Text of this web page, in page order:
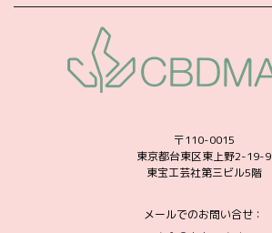
〒110-0015
東京都台東区東上野2-19-9
東宝工芸社第三ビル5階
メールでのお問い合せ：